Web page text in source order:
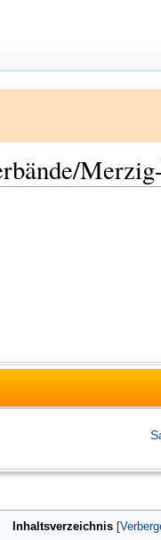
Inhaltsverzeichnis